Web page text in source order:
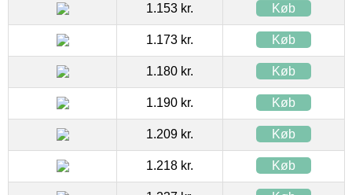
1.153 kr. Køb
1.173 kr. Køb
1.180 kr. Køb
1.190 kr. Køb
1.209 kr. Køb
1.218 kr. Køb